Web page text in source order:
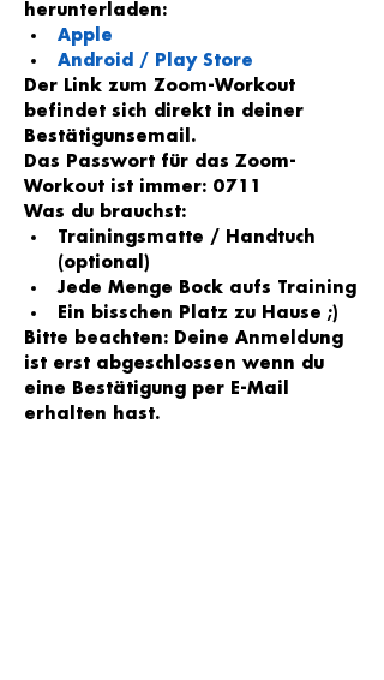
herunterladen:
Apple
Android / Play Store
Der Link zum Zoom-Workout
befindet sich direkt in deiner
Bestätigunsemail .
Das Passwort für das Zoom-
Workout ist immer: 0711
Was du brauchst:
Trainingsmatte / Handtuch
(optional)
Jede Menge Bock aufs Training
Ein bisschen Platz zu Hause ;)
Bitte beachten: Deine Anmeldung
ist erst abgeschlossen wenn du
eine Bestätigung per E-Mail
erhalten hast.